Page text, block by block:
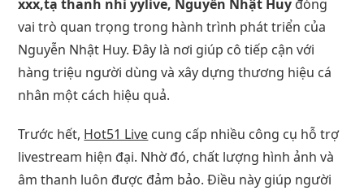
xxx,tạ thanh nhi yylive, Nguyễn Nhật Huy đóng
vai trò quan trọng trong hành trình phát triển của
Nguyễn Nhật Huy. Đây là nơi giúp cô tiếp cận với
hàng triệu người dùng và xây dựng thương hiệu cá
nhân một cách hiệu quả.
Trước hết, Hot51 Live cung cấp nhiều công cụ hỗ trợ
livestream hiện đại. Nhờ đó, chất lượng hình ảnh và
âm thanh luôn được đảm bảo. Điều này giúp người